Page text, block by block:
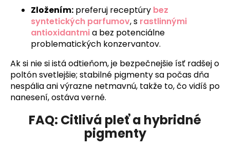
Zložením: preferuj receptúry bez
syntetických parfumov, s rastlinnými
antioxidantmia bez potenciálne
problematických konzervantov.
Ak si nie si istá odtieňom, je bezpečnejšie ísť radšej o
poltón svetlejšie; stabilné pigmenty sa počas dňa
nespália ani výrazne netmavnú, takže to, čo vidíš po
nanesení, ostáva verné.
FAQ: Citlivá pleť a hybridné
pigmenty